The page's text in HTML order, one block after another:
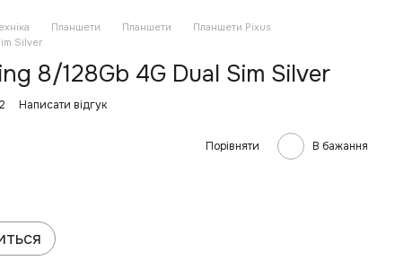
Планшети Планшети
Планшети Pixus
Silver
8/128Gb 4G Dual Sim Silver
Написати відгук
Порівняти В бажання